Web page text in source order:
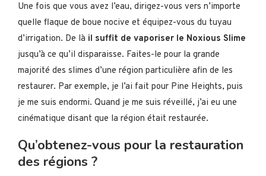
Une fois que vous avez l’eau, dirigez-vous vers n’importe
quelle flaque de boue nocive et équipez-vous du tuyau
d’irrigation. De là il suffit de vaporiser le Noxious Slime
jusqu’à ce qu’il disparaisse. Faites-le pour la grande
majorité des slimes d’une région particulière afin de les
restaurer. Par exemple, je l’ai fait pour Pine Heights, puis
je me suis endormi. Quand je me suis réveillé, j’ai eu une
cinématique disant que la région était restaurée.
Qu’obtenez-vous pour la restauration
des régions ?